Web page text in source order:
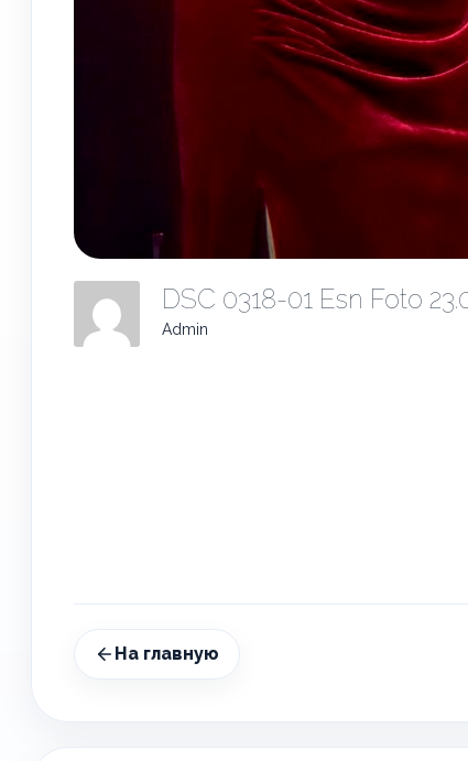
DSC 0318-01 Esn Foto
Admin
На главную